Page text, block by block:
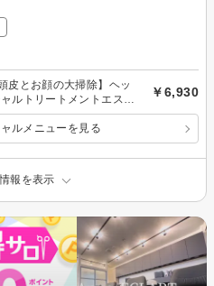
皮とお顔の大掃除】ヘッ
ルトリートメントエス
￥6,930
ルメニューを見る
報を表示